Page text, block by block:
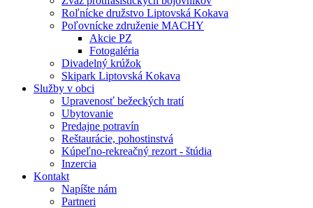
Roľnícke družstvo Liptovská Kokava
Poľovnícke združenie MACHY
Akcie PZ
Fotogaléria
Divadelný krúžok
Skipark Liptovská Kokava
Služby v obci
Upravenosť bežeckých tratí
Ubytovanie
Predajne potravín
Reštaurácie, pohostinstvá
Kúpeľno-rekreačný rezort - štúdia
Inzercia
Kontakt
Napíšte nám
Partneri